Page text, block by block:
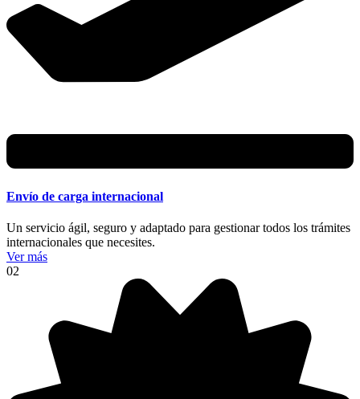
Envío de carga internacional
Un servicio ágil, seguro y adaptado para gestionar todos los trámites
internacionales que necesites.
Ver más
02